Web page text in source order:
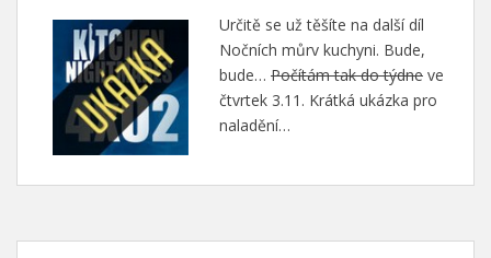
Určitě se už těšíte na další díl
Nočních můrv kuchyni. Bude,
bude… Počítám tak do týdne ve
čtvrtek 3.11. Krátká ukázka pro
naladění…